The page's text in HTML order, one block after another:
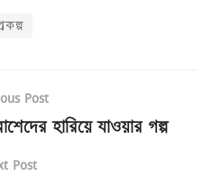
Post
হারিয়ে যাওয়ার গল্প
Post